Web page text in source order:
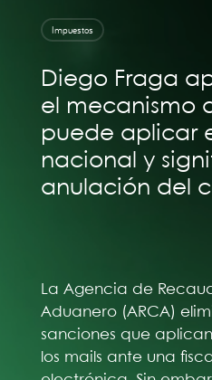
Impuestos
Diego Fraga
el mecanismo
puede aplicar
nacional y
anulación del
La Agencia de
Aduanero (ARCA)
sanciones que
los mails ante una